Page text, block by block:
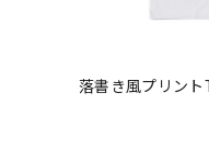
落書き風プリン